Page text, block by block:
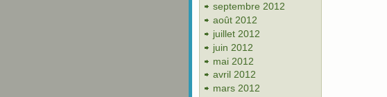
septembre 2012
août 2012
juillet 2012
juin 2012
mai 2012
avril 2012
mars 2012